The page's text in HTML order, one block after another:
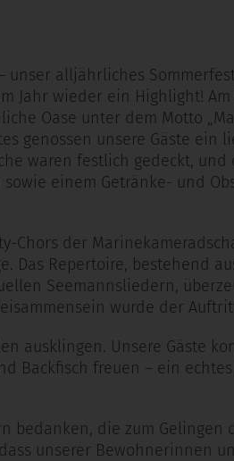
unser alljährliches
Jahr wieder ein Highlight! Am
Oase unter dem Motto
genossen unsere Gäste ein
waren festlich gedeckt, und
einem Getränke- und
Chors der
Das Repertoire, bestehend
Seemannsliedern,
wurde der
ausklingen. Unsere Gäste
Backfisch freuen – ein
die zum Gelingen
unserer Bewohnerinnen